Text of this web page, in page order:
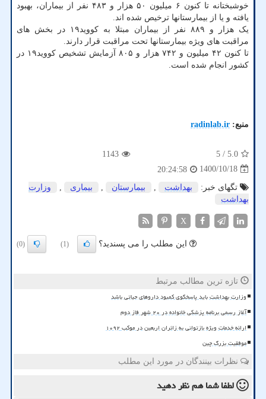
خوشبختانه تا کنون ۶ میلیون ۵۰ هزار و ۴۸۳ نفر از بیماران، بهبود
یافته و یا از بیمارستانها ترخیص شده اند.
یک هزار و ۸۸۹ نفر از بیماران مبتلا به کووید۱۹ در بخش های
مراقبت های ویژه بیمارستانها تحت مراقبت قرار دارند.
تا کنون ۴۲ میلیون و ۷۴۲ هزار و ۸۰۵ آزمایش تشخیص کووید۱۹ در
کشور انجام شده است.
منبع: radinlab.ir
5.0
/ 5
1143
1400/10/18
20:24:58
تگهای خبر:
بهداشت , بیمارستان , بیماری ,
وزارت
بهداشت
X
این مطلب را می پسندید؟ (1)
(0)
تازه ترین مطالب مرتبط
وزارت بهداشت باید پاسخگوی کمبود داروهای حیاتی باشد
آغاز رسمی برنامه پزشکی خانواده در ۲۰ شهر فاز دوم
ارائه خدمات ویژه بازتوانی به زائران اربعین در موکب ۱۰۹۲
موفقیت بزرگ چین
نظرات بینندگان در مورد این مطلب
لطفا شما همنظر دهید